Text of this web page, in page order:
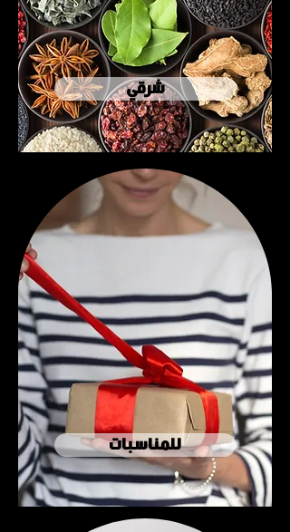
شرقي
للمناسبات